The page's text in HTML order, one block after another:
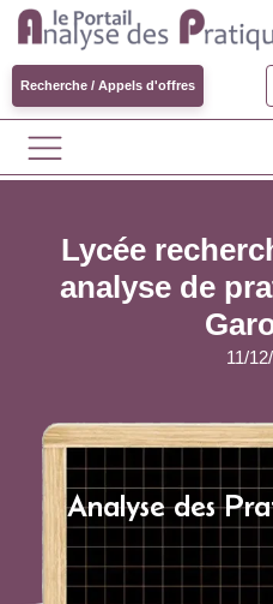
Recherche / Appels d'offres
Lycée
analyse de
11/
Analyse des